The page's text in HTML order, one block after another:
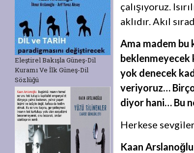
Eleştirel Bakışla Güneş-Dil
Kuramı Ve İlk Güneş-Dil
Sözlüğü
çalışıyoruz.
aklıdır. Akıl
Ama madem bu
beklenmeyecek
yok denecek
veriyoruz…
diyor hani… Bu
Herkese
Kaan Arslanoğlu